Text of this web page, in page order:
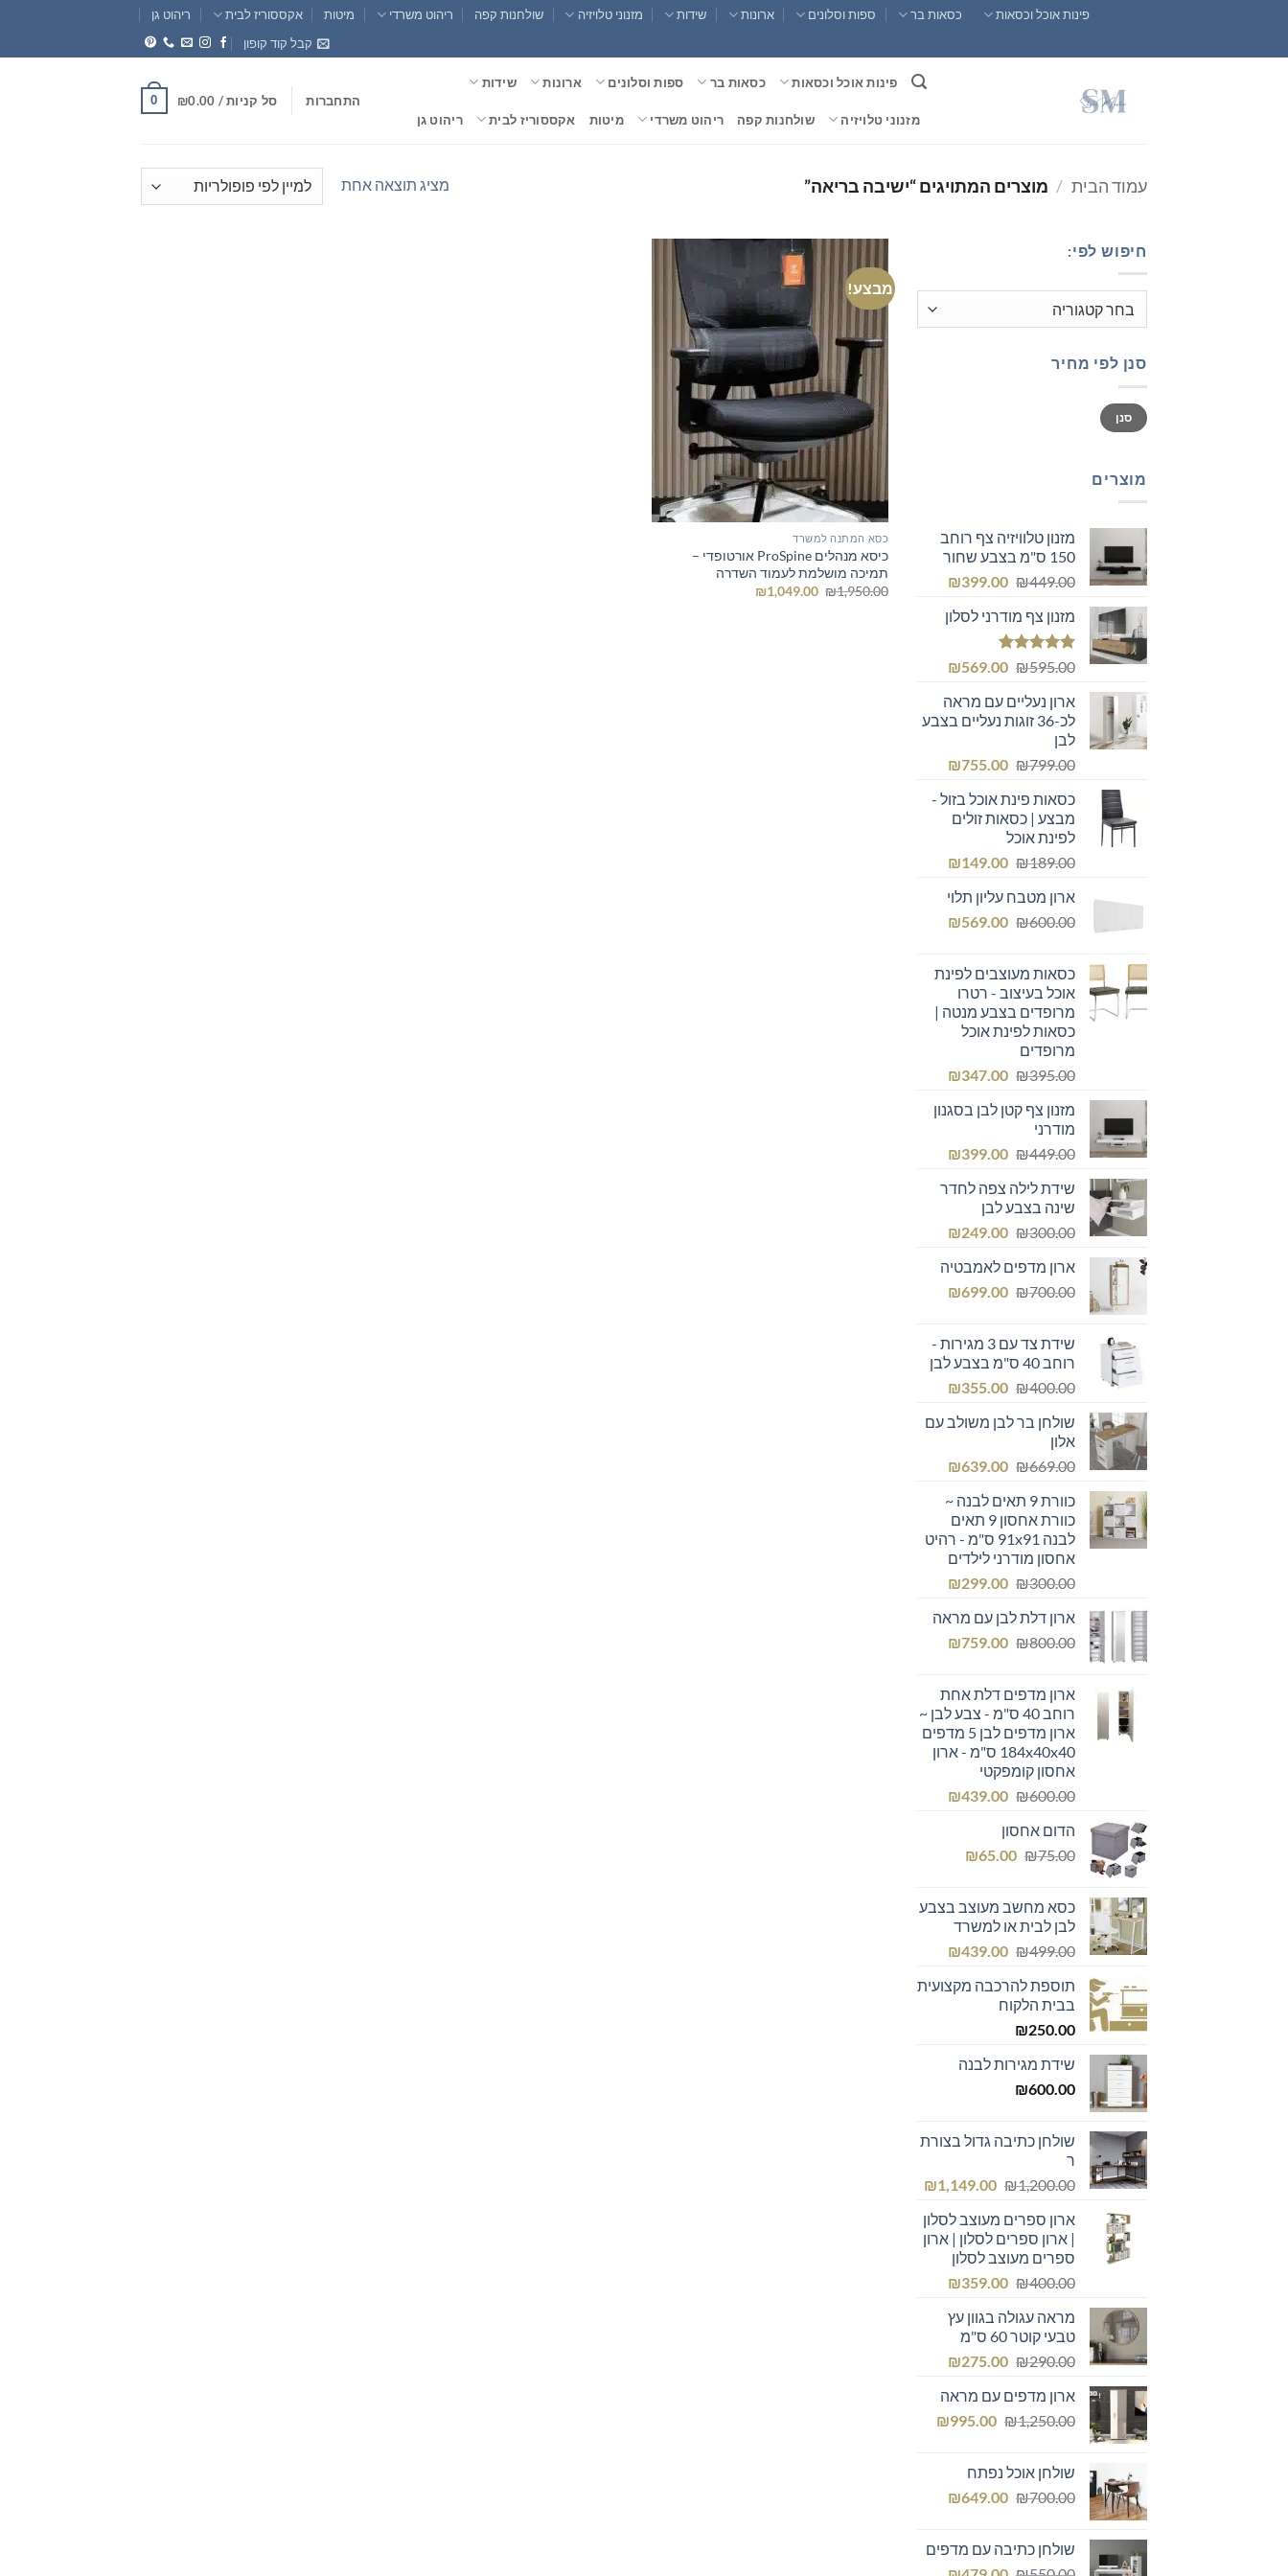
content
פינות אוכל וכסאות כסאות בר ספות וסלונים ארונות שידות מזנוני טלויזיה שולחנות קפה ריהוט משרדי מיטות אקססוריז לבית
ריהוט גן
קבל קוד קופון
פינות אוכל וכסאות כסאות בר ספות וסלונים ארונות שידות
מזנוני טלויזיה שולחנות קפה ריהוט משרדי מיטות אקססוריז לבית ריהוט גן
התחברות סל קניות / ₪0.00
0
עמוד הבית / מוצרים המתויגים “ישיבה בריאה” מציג תוצאה אחת
חיפוש לפי:
סנן לפי מחיר
מחיר
מינימלי
מחיר
מקסימלי
סנן
מוצרים
מזנון טלוויזיה צף רוחב
150 ס"מ בצבע שחור
₪449.00
המחיר
היה:
₪449.00.
₪399.00
המחיר
הוא:מזנון צף מודרני לסלון
דורג5.00
₪595.00
המחיר
היה:
₪595.00.
₪569.00
המחיר
הוא:
₪569.00.
ארון נעליים עם מראה
לכ-36 זוגות נעליים בצבע
לבן
₪799.00
המחיר
היה:
₪799.00.
₪755.00
המחיר
הוא:
כסאות פינת אוכל בזול -
מבצע | כסאות זולים
לפינת אוכל
₪189.00
המחיר
היה:
₪189.00.
₪149.00
המחיר
הוא:
₪149.00.
ארון מטבח עליון תלוי
₪600.00
המחיר
₪600.00.
₪569.00
המחיר
₪569.00.כסאות מעוצבים לפינת
אוכל בעיצוב - רטרו
מרופדים בצבע מנטה |
כסאות לפינת אוכל
מרופדים
₪395.00
המחיר
היה:
₪347.00
המחיר
הוא:
מזנון צף קטן לבן בסגנון
מודרני
₪449.00
המחיר
היה:
₪449.00.
₪399.00
המחיר
הוא:שידת לילה צפה לחדר
שינה בצבע לבן
₪300.00
המחיר
היה:
₪300.00.
₪249.00
המחיר
הוא:
₪249.00.
ארון מדפים לאמבטיה
₪700.00
המחיר
₪700.00.
₪699.00
המחיר
₪699.00.שידת צד עם 3 מגירות -
רוחב 40 ס"מ בצבע לבן
₪400.00
המחיר
היה:
₪355.00
המחיר
הוא:
שולחן בר לבן משולב עם
אלון
₪669.00
המחיר
היה:
₪669.00.
₪639.00
המחיר
הוא:כוורת 9 תאים לבנה ~
כוורת אחסון 9 תאים
לבנה 91x91 ס"מ - רהיט
אחסון מודרני לילדים
₪300.00
המחיר
היה:
₪300.00.
₪299.00
המחיר
הוא:
₪299.00.
ארון דלת לבן עם מראה
₪800.00
המחיר
₪800.00.
₪759.00
המחיר
₪759.00.ארון מדפים דלת אחת
רוחב 40 ס"מ - צבע לבן ~
ארון מדפים לבן 5 מדפים
184x40x40 ס"מ - ארון
אחסון קומפקטי
₪600.00
המחיר
היה:
₪600.00.
₪439.00
המחיר
הדום אחסון
₪75.00
המחיר
₪75.00.
₪65.00
המחיר
₪65.00.
כסא מחשב מעוצב בצבע
לבן לבית או למשרד
₪499.00
המחיר
היה:
₪499.00.
₪439.00
המחיר
הוא:
תוספת להרכבה מקצועית
בבית הלקוח
₪250.00
שידת מגירות לבנה
₪600.00
שולחן כתיבה גדול בצורת
ר
₪1,200.00
המחיר
היה:
₪1,200.00.
₪1,149.00
המחיר
הוא:
₪1,149.00.
ארון ספרים מעוצב לסלון
| ארון ספרים לסלון | ארון
ספרים מעוצב לסלון
₪400.00
המחיר
היה:
₪400.00.
₪359.00
המחיר
הוא:מראה עגולה בגוון עץ
טבעי קוטר 60 ס"מ
₪290.00
המחיר
היה:
₪290.00.
₪275.00
המחיר
הוא:
₪275.00.
ארון מדפים עם מראה
₪1,250.00
המחיר
₪1,250.00.
₪995.00
המחיר
שולחן אוכל נפתח
₪700.00
המחיר
₪700.00.
₪649.00
המחיר
₪649.00.שולחן כתיבה עם מדפים
מבצע!
כסא המתנה למשרד
כיסא מנהלים ProSpine אורטופדי –
תמיכה מושלמת לעמוד השדרה
₪1,950.00
המחיר
₪1,049.00